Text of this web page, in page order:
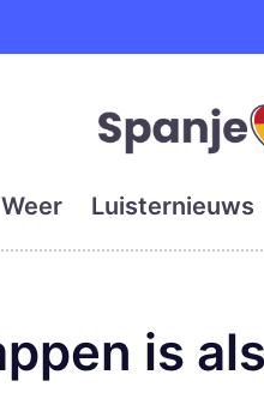
en
Weer Luisternieuws
is